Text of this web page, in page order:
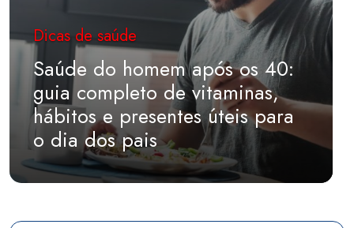
Dicas de saúde
Saúde do homem após os 40:
guia completo de vitaminas,
hábitos e presentes úteis para
o dia dos pais